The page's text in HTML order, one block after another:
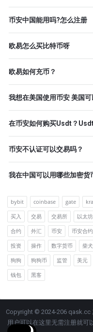
币安中国能用吗?怎么注册
欧易怎么买比特币呀
欧易如何充币？
我想在美国使用币安 美国
在币安如何购买Usdt？
币安不认证可以交易吗？
我在中国可以用哪些加密货
bybit coinbase gate
买入
交易 交易所 以太坊
合约
外汇 币安 币安合约
投资
操作 数字货币 柴犬
狗狗
狗狗币 监管 美元
钱包
黑客
Copyright © 2024-206 qask.cc
用户可以在这里无需注册就可